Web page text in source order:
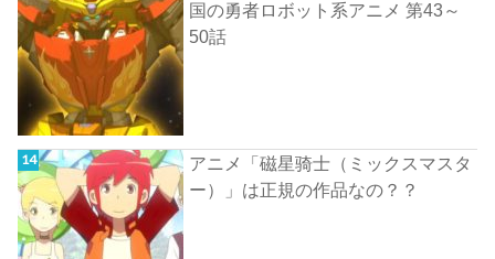
国の勇者ロボット系アニメ 第43～
50話
アニメ「磁星骑士（ミックスマスタ
ー）」は正規の作品なの？？